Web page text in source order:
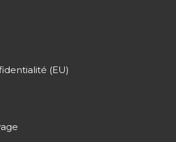
(EU)